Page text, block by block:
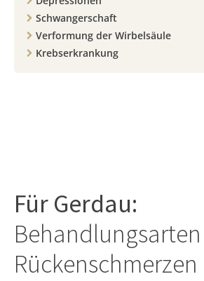
Schwangerschaft
Verformung der Wirbelsäule
Krebserkrankung
Für Gerdau:
Rückenschmerzen